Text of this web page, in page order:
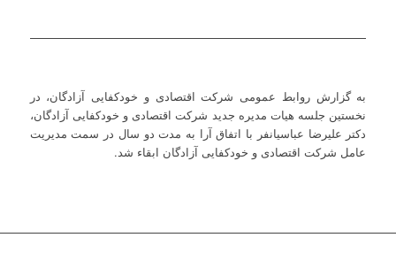
به گزارش روابط عمومی شرکت اقتصادی و خودکفایی آزادگان، در
نخستین جلسه هیات مدیره جدید شرکت اقتصادی و خودکفایی آزادگان،
دکتر علیرضا عباسیانفر با اتفاق آرا به مدت دو سال در سمت مدیریت
عامل شرکت اقتصادی و خودکفایی آزادگان ابقاء شد.